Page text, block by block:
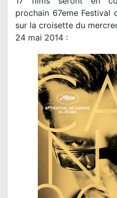
prochain 67eme Festival
sur la croisette du
24 mai 2014 :